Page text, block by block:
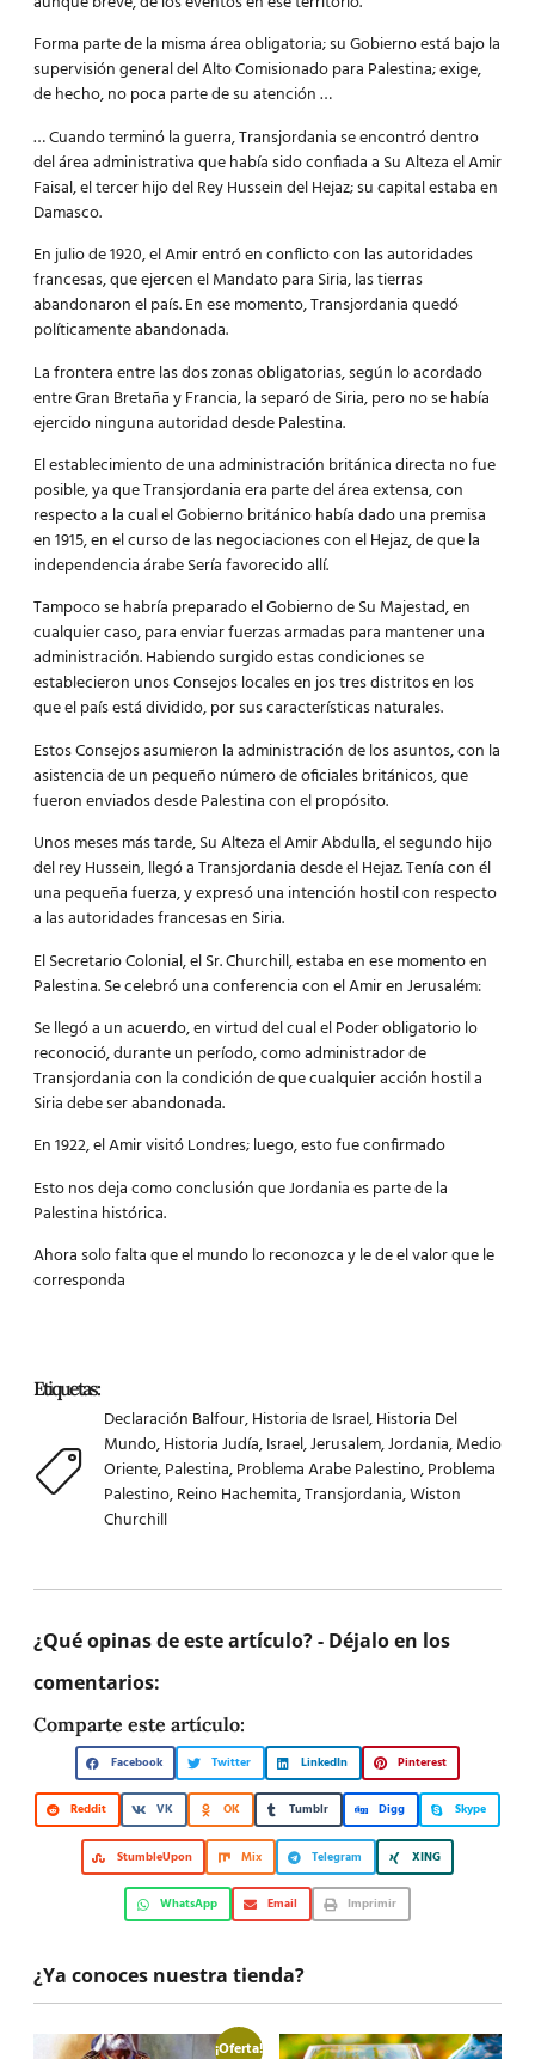
Forma parte de la misma área obligatoria; su Gobierno está bajo la
supervisión general del Alto Comisionado para Palestina; exige,
de hecho, no poca parte de su atención …
… Cuando terminó la guerra, Transjordania se encontró dentro
del área administrativa que había sido confiada a Su Alteza el Amir
Faisal, el tercer hijo del Rey Hussein del Hejaz; su capital estaba en
Damasco.
En julio de 1920, el Amir entró en conflicto con las autoridades
francesas, que ejercen el Mandato para Siria, las tierras
abandonaron el país. En ese momento, Transjordania quedó
políticamente abandonada.
La frontera entre las dos zonas obligatorias, según lo acordado
entre Gran Bretaña y Francia, la separó de Siria, pero no se había
ejercido ninguna autoridad desde Palestina.
El establecimiento de una administración británica directa no fue
posible, ya que Transjordania era parte del área extensa, con
respecto a la cual el Gobierno británico había dado una premisa
en 1915, en el curso de las negociaciones con el Hejaz, de que la
independencia árabe Sería favorecido allí.
Tampoco se habría preparado el Gobierno de Su Majestad, en
cualquier caso, para enviar fuerzas armadas para mantener una
administración. Habiendo surgido estas condiciones se
establecieron unos Consejos locales en jos tres distritos en los
que el país está dividido, por sus características naturales.
Estos Consejos asumieron la administración de los asuntos, con la
asistencia de un pequeño número de oficiales británicos, que
fueron enviados desde Palestina con el propósito.
Unos meses más tarde, Su Alteza el Amir Abdulla, el segundo hijo
del rey Hussein, llegó a Transjordania desde el Hejaz. Tenía con él
una pequeña fuerza, y expresó una intención hostil con respecto
a las autoridades francesas en Siria.
El Secretario Colonial, el Sr. Churchill, estaba en ese momento en
Palestina. Se celebró una conferencia con el Amir en Jerusalém:
Se llegó a un acuerdo, en virtud del cual el Poder obligatorio lo
reconoció, durante un período, como administrador de
Transjordania con la condición de que cualquier acción hostil a
Siria debe ser abandonada.
En 1922, el Amir visitó Londres; luego, esto fue confirmado
Esto nos deja como conclusión que Jordania es parte de la
Palestina histórica.
Ahora solo falta que el mundo lo reconozca y le de el valor que le
corresponda
Etiquetas:
Declaración Balfour,Historia de Israel,Historia Del
Mundo,Historia Judía,Israel,Jerusalem,Jordania,Medio
Oriente,Palestina,Problema Arabe Palestino,Problema
Palestino,Reino Hachemita,Transjordania,Wiston
Churchill
¿Qué opinas de este artículo? - Déjalo en los
comentarios:
Comparte este artículo:
Facebook Twitter LinkedIn Pinterest
Reddit VK OK Tumblr Digg Skype
StumbleUpon Mix Telegram XING
WhatsApp Email Imprimir
¿Ya conoces nuestra tienda?
¡Oferta!